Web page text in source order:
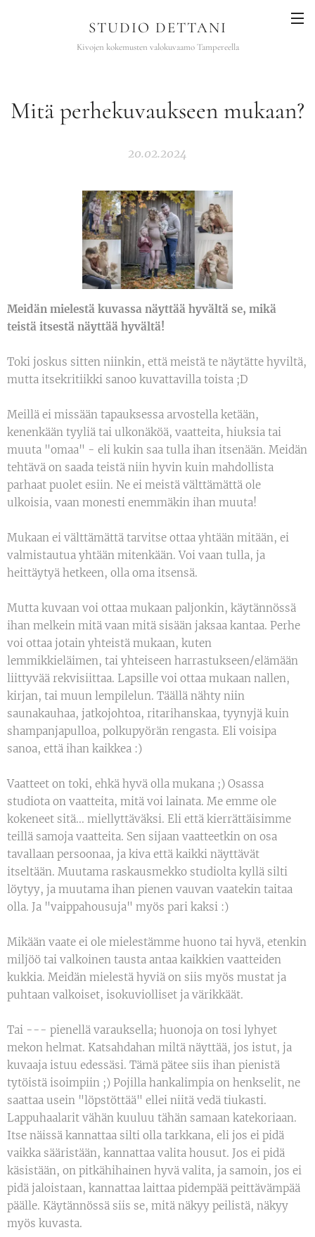
STUDIO DETTANI
Kivojen kokemusten valokuvaamo Tampereella
Mitä perhekuvaukseen mukaan?
20.02.2024
Meidän mielestä kuvassa näyttää hyvältä se, mikä
teistä itsestä näyttää hyvältä!
Toki joskus sitten niinkin, että meistä te näytätte hyviltä,
mutta itsekritiikki sanoo kuvattavilla toista ;D
Meillä ei missään tapauksessa arvostella ketään,
kenenkään tyyliä tai ulkonäköä, vaatteita, hiuksia tai
muuta "omaa" - eli kukin saa tulla ihan itsenään. Meidän
tehtävä on saada teistä niin hyvin kuin mahdollista
parhaat puolet esiin. Ne ei meistä välttämättä ole
ulkoisia, vaan monesti enemmäkin ihan muuta!
Mukaan ei välttämättä tarvitse ottaa yhtään mitään, ei
valmistautua yhtään mitenkään. Voi vaan tulla, ja
heittäytyä hetkeen, olla oma itsensä.
Mutta kuvaan voi ottaa mukaan paljonkin, käytännössä
ihan melkein mitä vaan mitä sisään jaksaa kantaa. Perhe
voi ottaa jotain yhteistä mukaan, kuten
lemmikkieläimen, tai yhteiseen harrastukseen/elämään
liittyvää rekvisiittaa. Lapsille voi ottaa mukaan nallen,
kirjan, tai muun lempilelun. Täällä nähty niin
saunakauhaa, jatkojohtoa, ritarihanskaa, tyynyjä kuin
shampanjapulloa, polkupyörän rengasta. Eli voisipa
sanoa, että ihan kaikkea :)
Vaatteet on toki, ehkä hyvä olla mukana ;) Osassa
studiota on vaatteita, mitä voi lainata. Me emme ole
kokeneet sitä... miellyttäväksi. Eli että kierrättäisimme
teillä samoja vaatteita. Sen sijaan vaatteetkin on osa
tavallaan persoonaa, ja kiva että kaikki näyttävät
itseltään. Muutama raskausmekko studiolta kyllä silti
löytyy, ja muutama ihan pienen vauvan vaatekin taitaa
olla. Ja "vaippahousuja" myös pari kaksi :)
Mikään vaate ei ole mielestämme huono tai hyvä, etenkin
miljöö tai valkoinen tausta antaa kaikkien vaatteiden
kukkia. Meidän mielestä hyviä on siis myös mustat ja
puhtaan valkoiset, isokuviolliset ja värikkäät.
Tai --- pienellä varauksella; huonoja on tosi lyhyet
mekon helmat. Katsahdahan miltä näyttää, jos istut, ja
kuvaaja istuu edessäsi. Tämä pätee siis ihan pienistä
tytöistä isoimpiin ;) Pojilla hankalimpia on henkselit, ne
saattaa usein "löpstöttää" ellei niitä vedä tiukasti.
Lappuhaalarit vähän kuuluu tähän samaan katekoriaan.
Itse näissä kannattaa silti olla tarkkana, eli jos ei pidä
vaikka sääristään, kannattaa valita housut. Jos ei pidä
käsistään, on pitkähihainen hyvä valita, ja samoin, jos ei
pidä jaloistaan, kannattaa laittaa pidempää peittävämpää
päälle. Käytännössä siis se, mitä näkyy peilistä, näkyy
myös kuvasta.